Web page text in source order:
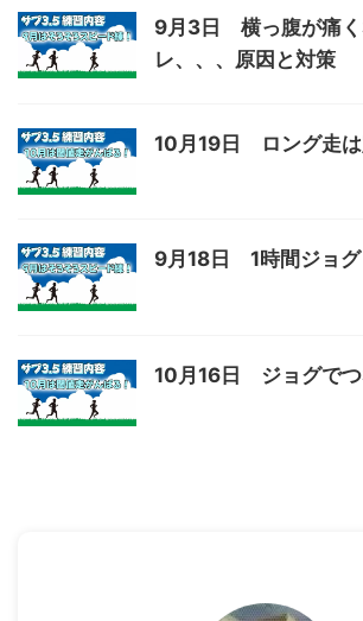
9月3日 横っ腹が痛く
レ、、、原因と対策
10月19日 ロング走は
9月18日 1時間ジョグ
10月16日 ジョグでつ